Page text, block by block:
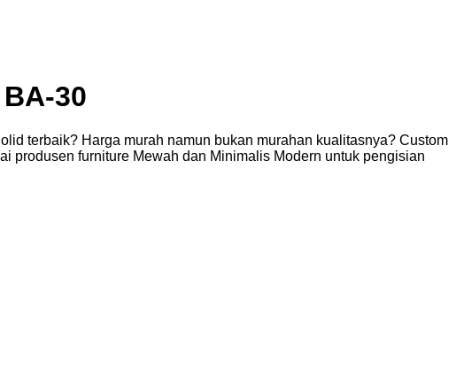
30
terbaik? Harga murah namun bukan murahan kualitasnya? Custom
produsen furniture Mewah dan Minimalis Modern untuk pengisian